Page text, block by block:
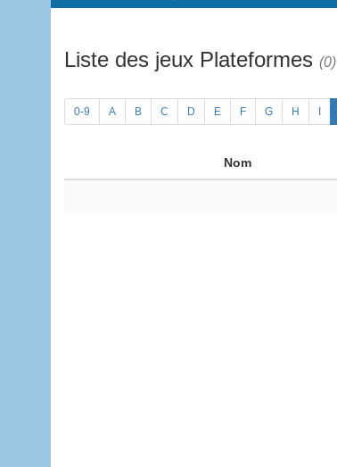
Liste des jeux Plateformes (0)
0-9 A B C D E F G H
Nom